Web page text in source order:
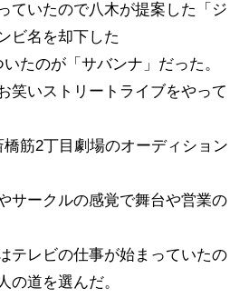
ていたので八木が提案した「ジ
ビ名を却下した
たのが「サバンナ」だった。
笑いストリートライブをやって
橋筋2丁目劇場のオーディション
サークルの感覚で舞台や営業の
テレビの仕事が始まっていたの
の道を選んだ。